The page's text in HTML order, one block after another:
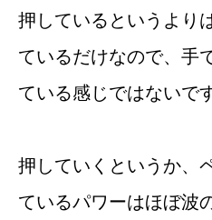
押しているというより
ているだけなので、手
ている感じではないです
押していくというか、
ているパワーはほぼ波